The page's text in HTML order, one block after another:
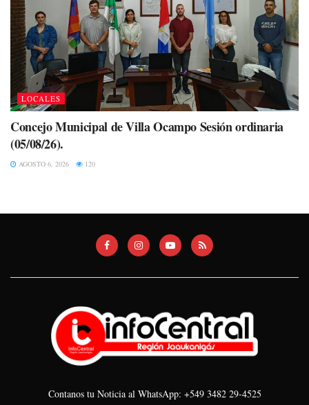
LOCALES
Concejo Municipal de Villa Ocampo Sesión ordinaria
(05/08/26).
AGOSTO 6, 2026 120
Contanos tu Noticia al WhatsApp: +549 3482 29-4525